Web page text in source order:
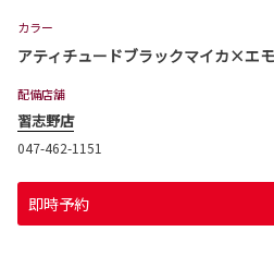
カラー
アティチュードブラックマイカ×エ
配備店舗
習志野店
047-462-1151
即時予約